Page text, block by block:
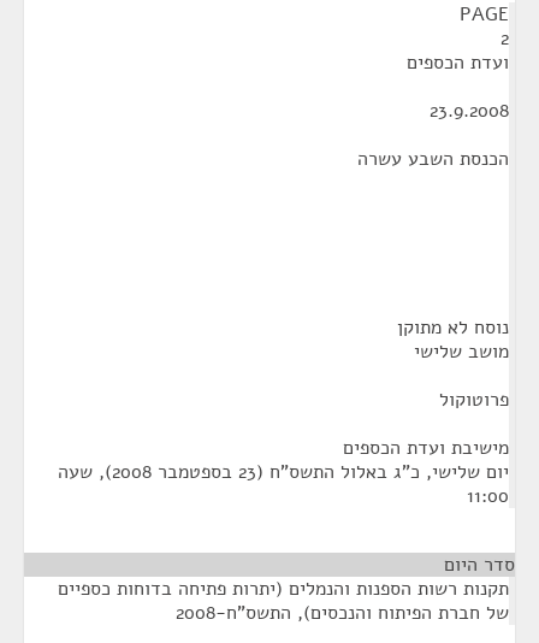
PAGE
2
ועדת הכספים
23.9.2008
הכנסת השבע עשרה
נוסח לא מתוקן
מושב שלישי
פרוטוקול
מישיבת ועדת הכספים
יום שלישי, כ"ג באלול התשס"ח (23 בספטמבר 2008), שעה
11:00
סדר היום
תקנות רשות הספנות והנמלים (יתרות פתיחה בדוחות כספיים
של חברת הפיתוח והנכסים), התשס"ח-2008